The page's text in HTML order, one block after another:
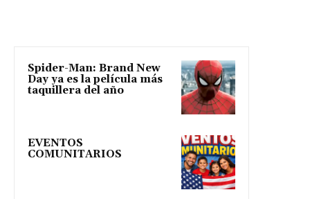
Spider-Man: Brand New
Day ya es la película más
taquillera del año
EVENTOS
COMUNITARIOS